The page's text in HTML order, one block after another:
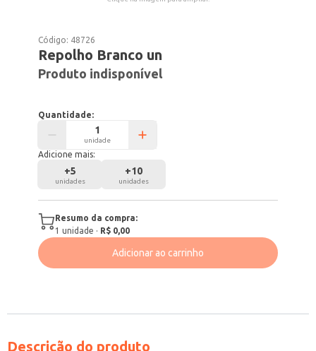
Código: 48726
Repolho Branco un
Produto indisponível
Quantidade:
unidade
Adicione mais:
+5
unidades
+10
unidades
Resumo da compra:
1 unidade · R$ 0,00
Adicionar ao carrinho
Descrição do produto